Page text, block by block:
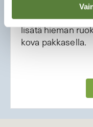
esimerkiksi
käyttää
lisätä hieman
kova pakkasella.